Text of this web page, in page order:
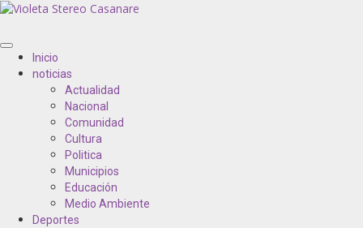
Inicio
noticias
Actualidad
Nacional
Comunidad
Cultura
Politica
Municipios
Educación
Medio Ambiente
Deportes